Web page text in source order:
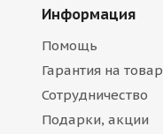
Информация
Помощь
Гарантия на товар
Сотрудничество
Подарки, акции